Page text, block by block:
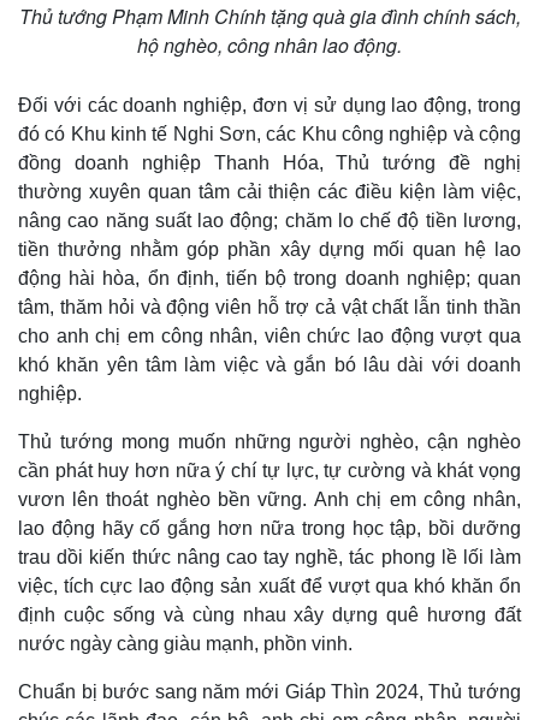
Sức khỏe
Dinh dưỡng - món ngon
Sản phụ khoa
Nam khoa
Làm đẹp - giảm cân
Phòng mạch online
Ăn sạch sống khỏe
Đời sống
Nhà đẹp
Tình yêu - Gia đình
Thủ tướng Phạm Minh Chính tặng quà gia đình chính sách,
hộ nghèo, công nhân lao động.
Đối với các doanh nghiệp, đơn vị sử dụng lao động, trong
đó có Khu kinh tế Nghi Sơn, các Khu công nghiệp và cộng
đồng doanh nghiệp Thanh Hóa, Thủ tướng đề nghị
thường xuyên quan tâm cải thiện các điều kiện làm việc,
nâng cao năng suất lao động; chăm lo chế độ tiền lương,
tiền thưởng nhằm góp phần xây dựng mối quan hệ lao
động hài hòa, ổn định, tiến bộ trong doanh nghiệp; quan
tâm, thăm hỏi và động viên hỗ trợ cả vật chất lẫn tinh thần
cho anh chị em công nhân, viên chức lao động vượt qua
khó khăn yên tâm làm việc và gắn bó lâu dài với doanh
nghiệp.
Thủ tướng mong muốn những người nghèo, cận nghèo
cần phát huy hơn nữa ý chí tự lực, tự cường và khát vọng
vươn lên thoát nghèo bền vững. Anh chị em công nhân,
lao động hãy cố gắng hơn nữa trong học tập, bồi dưỡng
trau dồi kiến thức nâng cao tay nghề, tác phong lề lối làm
việc, tích cực lao động sản xuất để vượt qua khó khăn ổn
định cuộc sống và cùng nhau xây dựng quê hương đất
nước ngày càng giàu mạnh, phồn vinh.
Chuẩn bị bước sang năm mới Giáp Thìn 2024, Thủ tướng